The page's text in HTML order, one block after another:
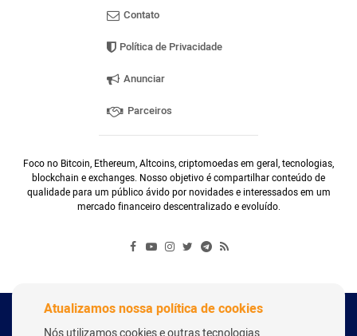
Contato
Política de Privacidade
Anunciar
Parceiros
Foco no Bitcoin, Ethereum, Altcoins, criptomoedas em geral, tecnologias,
blockchain e exchanges. Nosso objetivo é compartilhar conteúdo de
qualidade para um público ávido por novidades e interessados em um
mercado financeiro descentralizado e evoluído.
Copyright Webitcoin 2018 - Todos os Direitos Reservados
Atualizamos nossa política de cookies